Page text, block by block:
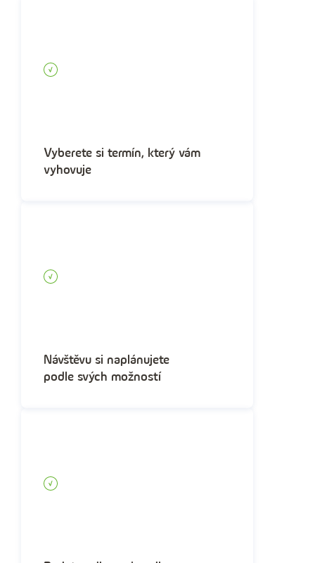
Vyberete si termín, který vám
vyhovuje
Návštěvu si naplánujete
podle svých možností